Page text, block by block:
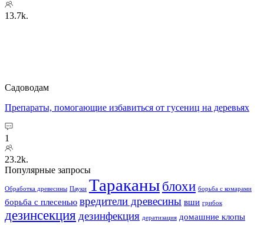
13.7k.
Садоводам
Препараты, помогающие избавиться от гусениц на деревьях
1
23.2k.
Популярные запросы
Обработка древесины Пауки Тараканы блохи борьба с комарами
борьба с плесенью вредители древесины вши грибок
дезинсекция дезинфекция дератизация домашние клопы